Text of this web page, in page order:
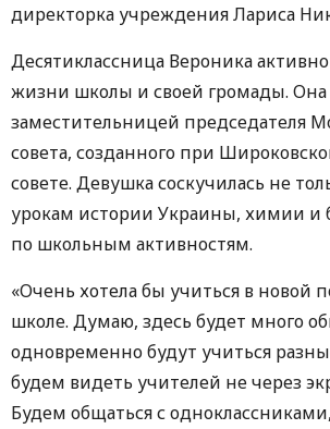
директорка учреждения Лариса
Десятиклассница Вероника
жизни школы и своей громады. Она
заместительницей председателя
совета, созданного при
совете. Девушка соскучилась не
урокам истории Украины, химии и
по школьным активностям.
«Очень хотела бы учиться в новой
школе. Думаю, здесь будет много
одновременно будут учиться
будем видеть учителей не через
Будем общаться с